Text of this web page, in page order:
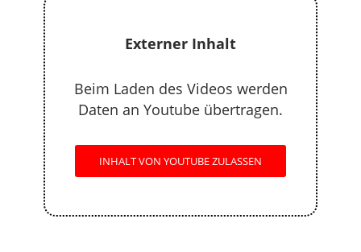
Externer Inhalt
Beim Laden des Videos werden
Daten an Youtube übertragen.
INHALT VON YOUTUBE ZULASSEN